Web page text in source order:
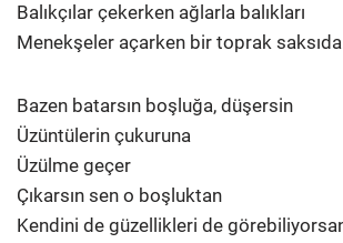
Balıkçılar çekerken ağlarla balıkları
Menekşeler açarken bir toprak
Bazen batarsın boşluğa, düşersin
Üzüntülerin çukuruna
Üzülme geçer
Çıkarsın sen o boşluktan
Kendini de güzellikleri de